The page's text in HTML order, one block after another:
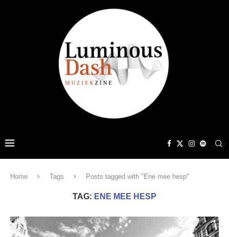
Home Tags Posts tagged with "Ene mee hesp"
TAG: ENE MEE HESP